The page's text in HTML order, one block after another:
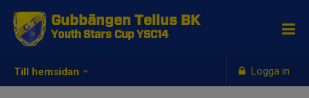
Till hemsidan Logga in
Gubbängen Tellus BK
Youth Stars Cup YSC14